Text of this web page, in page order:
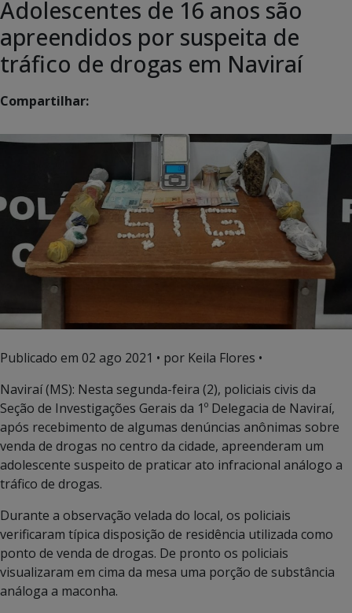
Adolescentes de 16 anos são
apreendidos por suspeita de
tráfico de drogas em Naviraí
Compartilhar:
Publicado em 02 ago 2021 • por Keila Flores •
Naviraí (MS): Nesta segunda-feira (2), policiais civis da
Seção de Investigações Gerais da 1º Delegacia de Naviraí,
após recebimento de algumas denúncias anônimas sobre
venda de drogas no centro da cidade, apreenderam um
adolescente suspeito de praticar ato infracional análogo a
tráfico de drogas.
Durante a observação velada do local, os policiais
verificaram típica disposição de residência utilizada como
ponto de venda de drogas. De pronto os policiais
visualizaram em cima da mesa uma porção de substância
análoga a maconha.